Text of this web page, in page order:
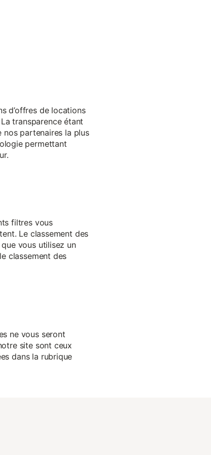
d’offres de locations
transparence étant
nos partenaires la plus
permettant
filtres vous
Le classement des
vous utilisez un
classement des
ne vous seront
site sont ceux
dans la rubrique